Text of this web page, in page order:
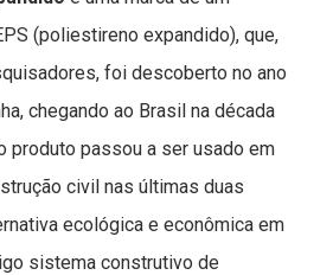
(poliestireno expandido), que,
foi descoberto no ano
chegando ao Brasil na década
produto passou a ser usado em
civil nas últimas duas
ecológica e econômica em
sistema construtivo de